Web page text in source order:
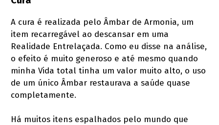
A cura é realizada pelo Âmbar de Armonia, um
item recarregável ao descansar em uma
Realidade Entrelaçada. Como eu disse na análise,
o efeito é muito generoso e até mesmo quando
minha Vida total tinha um valor muito alto, o uso
de um único Âmbar restaurava a saúde quase
completamente.
Há muitos itens espalhados pelo mundo que